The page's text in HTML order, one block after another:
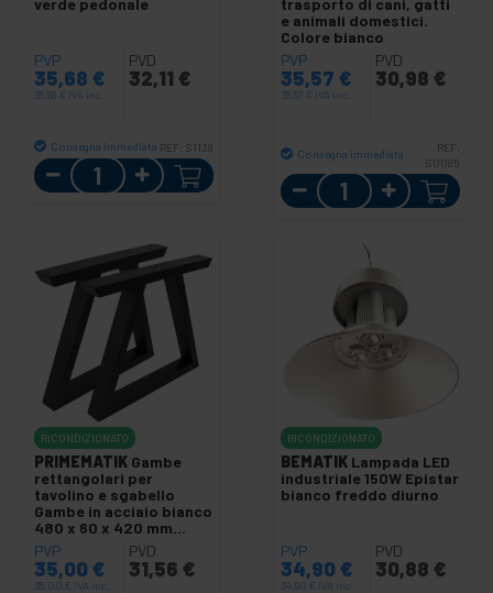
verde pedonale
PVP
35,68 €
35,68 € IVA inc.
PVD
32,11 €
Consegna immediata REF: S1138
Quantità
trasporto di cani, gatti
e animali domestici.
Colore bianco
PVP
35,57 €
35,57 € IVA inc.
PVD
30,98 €
Consegna immediata
REF:
S0085
Quantità
RICONDIZIONATO
PRIMEMATIK Gambe
rettangolari per
tavolino e sgabello
Gambe in acciaio bianco
480 x 60 x 420 mm
confezione da 2
PVP
35,00 €
35,00 € IVA inc.
PVD
31,56 €
RICONDIZIONATO
BEMATIK Lampada LED
industriale 150W Epistar
bianco freddo diurno
PVP
34,90 €
34,90 € IVA inc.
PVD
30,88 €